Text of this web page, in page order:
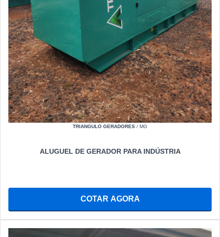
TRIANGULO GERADORES / MG
ALUGUEL DE GERADOR PARA INDÚSTRIA
COTAR AGORA